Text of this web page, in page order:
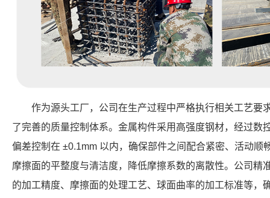
作为源头工厂，公司在生产过程中严格执行相关工艺要
了完善的质量控制体系。金属构件采用高强度钢材，经过数
偏差控制在 ±0.1mm 以内，确保部件之间配合紧密、活动顺
摩擦面的平整度与清洁度，降低摩擦系数的离散性。公司精
的加工精度、摩擦面的处理工艺、球面曲率的加工标准等，